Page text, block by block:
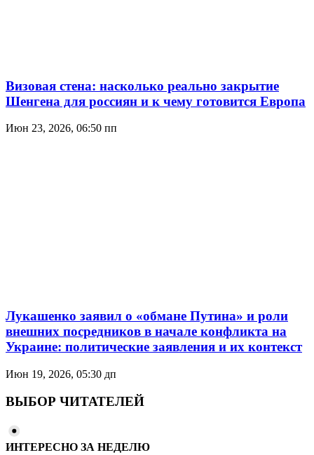
Визовая стена: насколько реально закрытие
Шенгена для россиян и к чему готовится Европа
Июн 23, 2026, 06:50 пп
Лукашенко заявил о «обмане Путина» и роли
внешних посредников в начале конфликта на
Украине: политические заявления и их контекст
Июн 19, 2026, 05:30 дп
ВЫБОР ЧИТАТЕЛЕЙ
ИНТЕРЕСНО ЗА НЕДЕЛЮ